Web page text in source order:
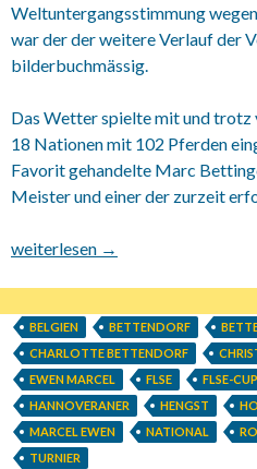
Weltuntergangsstimmung
war der der weitere Verlauf der
bilderbuchmässig.
Das Wetter spielte mit und trotz
18 Nationen mit 102 Pferden
Favorit gehandelte Marc
Meister und einer der zurzeit
13.06.-16.06.2013
weiterlesen →
BELGIEN BETTENDORF
CHARLOTTE BETTENDORF
EWEN MARCEL
FLSE FLSE-CUP
HANNOVERANER
HENGST
MARCEL EWEN
NATIONAL
TURNIER